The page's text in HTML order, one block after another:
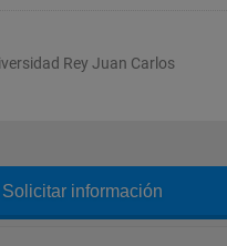
Rey Juan Carlos
Solicitar información